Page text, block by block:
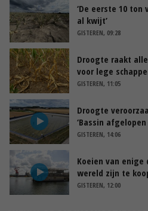
‘De eerste 10
al kwijt’
GISTEREN, 09:28
Droogte raakt
voor lege
GISTEREN, 11:05
Droogte
‘Bassin
GISTEREN, 14:06
Koeien van
wereld zijn te
GISTEREN, 12:00